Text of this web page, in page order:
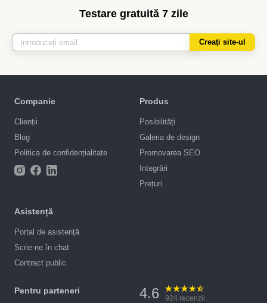
Testare gratuită 7 zile
Creați site-ul
Companie
Clienții
Blog
Politica de confidențialitate
Produs
Posibilități
Galeria de design
Promovarea SEO
Integrări
Prețuri
Asistență
Portal de asistență
Scrie-ne în chat
Contract public
Pentru parteneri 4.6 924 recenzii